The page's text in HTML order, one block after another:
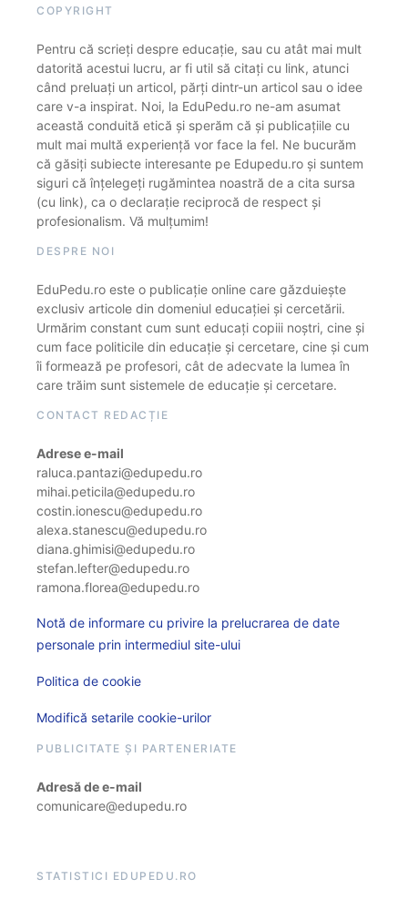
COPYRIGHT
Pentru că scrieți despre educație, sau cu atât mai mult
datorită acestui lucru, ar fi util să citați cu link, atunci
când preluați un articol, părți dintr-un articol sau o idee
care v-a inspirat. Noi, la EduPedu.ro ne-am asumat
această conduită etică și sperăm că și publicațiile cu
mult mai multă experiență vor face la fel. Ne bucurăm
că găsiți subiecte interesante pe Edupedu.ro și suntem
siguri că înțelegeți rugămintea noastră de a cita sursa
(cu link), ca o declarație reciprocă de respect și
profesionalism. Vă mulțumim!
DESPRE NOI
EduPedu.ro este o publicație online care găzduiește
exclusiv articole din domeniul educației și cercetării.
Urmărim constant cum sunt educați copiii noștri, cine și
cum face politicile din educație și cercetare, cine și cum
îi formează pe profesori, cât de adecvate la lumea în
care trăim sunt sistemele de educație și cercetare.
CONTACT REDACȚIE
Adrese e-mail
raluca.pantazi@edupedu.ro
mihai.peticila@edupedu.ro
costin.ionescu@edupedu.ro
alexa.stanescu@edupedu.ro
diana.ghimisi@edupedu.ro
stefan.lefter@edupedu.ro
ramona.florea@edupedu.ro
Notă de informare cu privire la prelucrarea de date
personale prin intermediul site-ului
Politica de cookie
Modifică setarile cookie-urilor
PUBLICITATE ȘI PARTENERIATE
Adresă de e-mail
comunicare@edupedu.ro
STATISTICI EDUPEDU.RO